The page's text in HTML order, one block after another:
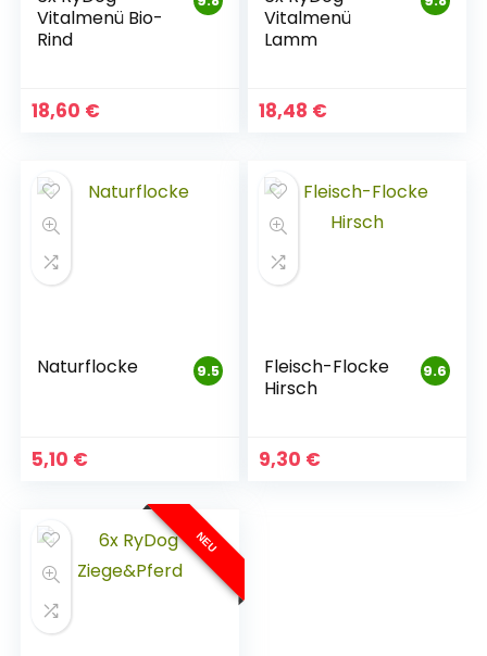
Vitalmenü Bio-
Rind
18,60 €
Vitalmenü
Lamm
18,48 €
9.5
Naturflocke
5,10 €
9.6
Fleisch-Flocke
Hirsch
9,30 €
NEU